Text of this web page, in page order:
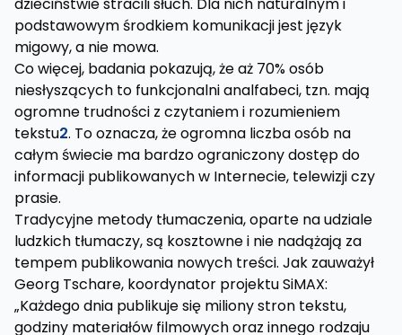
podstawowym środkiem komunikacji jest język
migowy, a nie mowa.
Co więcej, badania pokazują, że aż 70% osób
niesłyszących to funkcjonalni analfabeci, tzn. mają
ogromne trudności z czytaniem i rozumieniem
tekstu2. To oznacza, że ogromna liczba osób na
całym świecie ma bardzo ograniczony dostęp do
informacji publikowanych w Internecie, telewizji czy
prasie.
Tradycyjne metody tłumaczenia, oparte na udziale
ludzkich tłumaczy, są kosztowne i nie nadążają za
tempem publikowania nowych treści. Jak zauważył
Georg Tschare, koordynator projektu SiMAX:
„Każdego dnia publikuje się miliony stron tekstu,
godziny materiałów filmowych oraz innego rodzaju